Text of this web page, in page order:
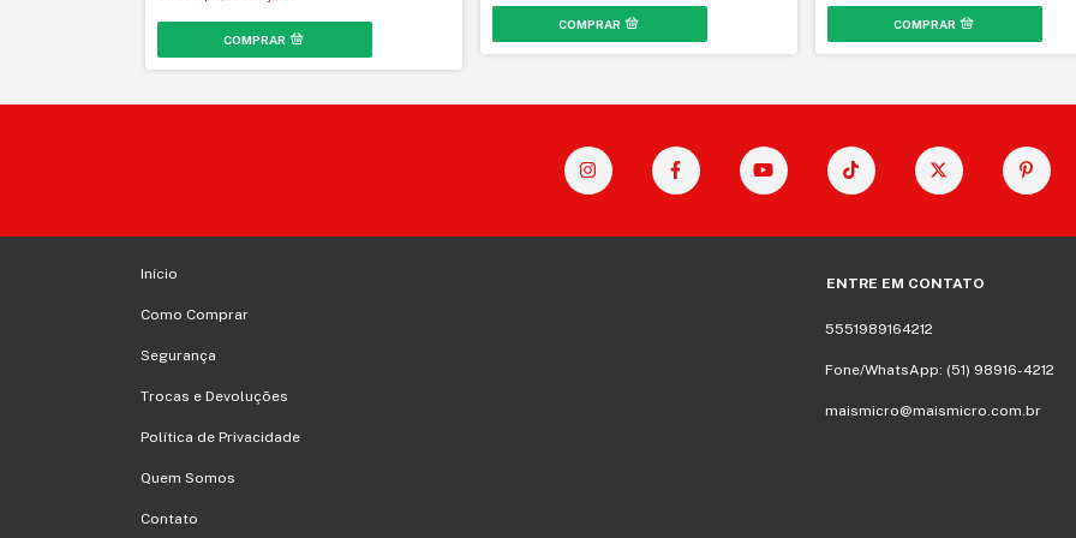
Início
Como Comprar
Segurança
Trocas e Devoluções
Política de Privacidade
Quem Somos
Contato
ENTRE EM CONTATO
5551989164212
Fone/WhatsApp: (51) 98916-4212
maismicro@maismicro.com.br